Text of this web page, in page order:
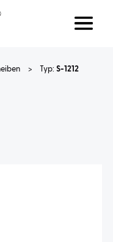
> Typ:S-1212